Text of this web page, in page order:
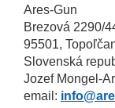
Ares-Gun
Brezová 2290/
95501,
Slovenská
Jozef Mongel-
email: